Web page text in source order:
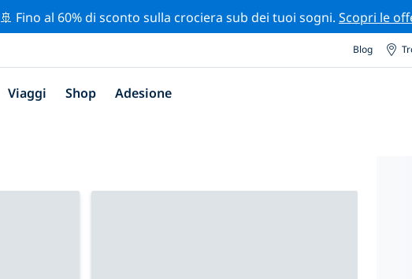
🚢 Fino al 60% di sconto sulla crociera sub dei tuoi sogni. Scopri le
Blog
Viaggi Shop Adesione